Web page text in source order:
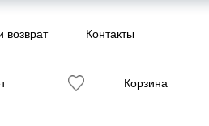
возврат Контакты
Корзина